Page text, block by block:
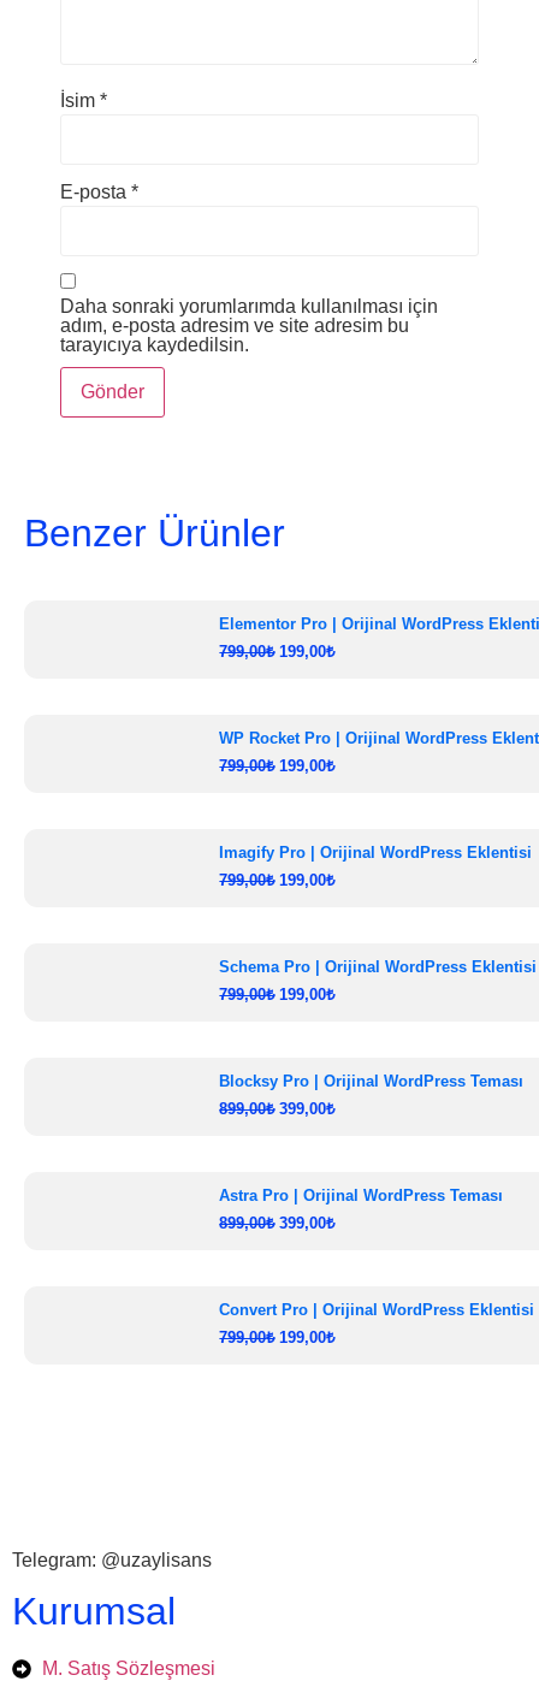
İsim *
E-posta *
Daha sonraki yorumlarımda kullanılması için
adım, e-posta adresim ve site adresim bu
tarayıcıya kaydedilsin.
Benzer Ürünler
Elementor Pro | Orijinal WordPress
799,00₺ 199,00₺
WP Rocket Pro | Orijinal WordPress
799,00₺ 199,00₺
Imagify Pro | Orijinal WordPress Eklentisi
799,00₺ 199,00₺
Schema Pro | Orijinal WordPress Eklentisi
799,00₺ 199,00₺
Blocksy Pro | Orijinal WordPress Teması
899,00₺ 399,00₺
Astra Pro | Orijinal WordPress Teması
899,00₺ 399,00₺
Convert Pro | Orijinal WordPress Eklentisi
799,00₺ 199,00₺
Telegram: @uzaylisans
Kurumsal
M. Satış Sözleşmesi